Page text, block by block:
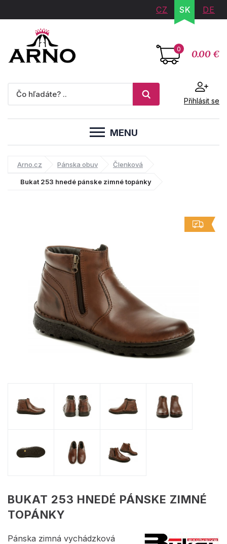
CZ SK DE
0 0.00 €
Přihlásit se
MENU
Arno.cz Pánska obuv Členková
Bukat 253 hnedé pánske zimné topánky
BUKAT 253 HNEDÉ PÁNSKE ZIMNÉ
TOPÁNKY
Pánska zimná vychádzková